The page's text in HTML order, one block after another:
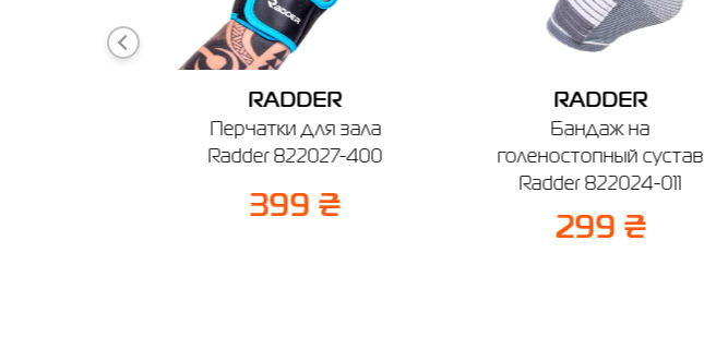
RADDER
Перчатки для зала
Radder 822027-400
399 ₴
RADDER
Бандаж на
голеностопный сустав
Radder 822024-011
299 ₴